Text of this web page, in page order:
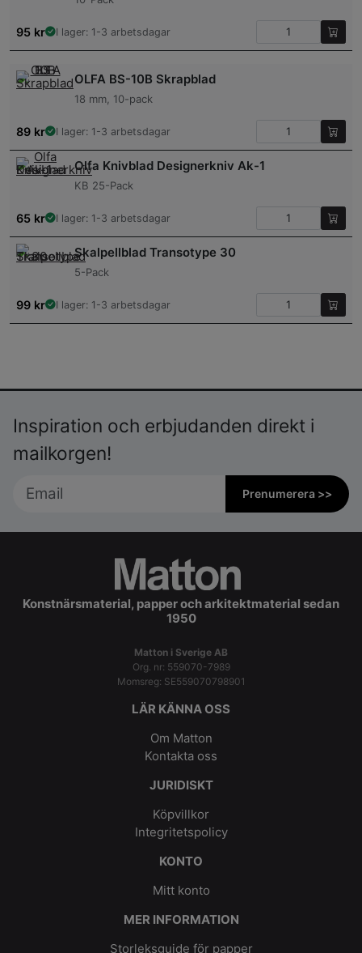
95 kr I lager: 1-3 arbetsdagar
OLFA BS-10B Skrapblad
18 mm, 10-pack
89 kr I lager: 1-3 arbetsdagar
Olfa Knivblad Designerkniv Ak-1
KB 25-Pack
65 kr I lager: 1-3 arbetsdagar
Skalpellblad Transotype 30
5-Pack
99 kr I lager: 1-3 arbetsdagar
Inspiration och erbjudanden direkt i
mailkorgen!
Prenumerera >>
Konstnärsmaterial, papper och arkitektmaterial sedan
1950
Matton i Sverige AB
Org. nr: 559070-7989
Momsreg: SE559070798901
LÄR KÄNNA OSS
Om Matton
Kontakta oss
JURIDISKT
Köpvillkor
Integritetspolicy
KONTO
Mitt konto
MER INFORMATION
Storleksguide för papper